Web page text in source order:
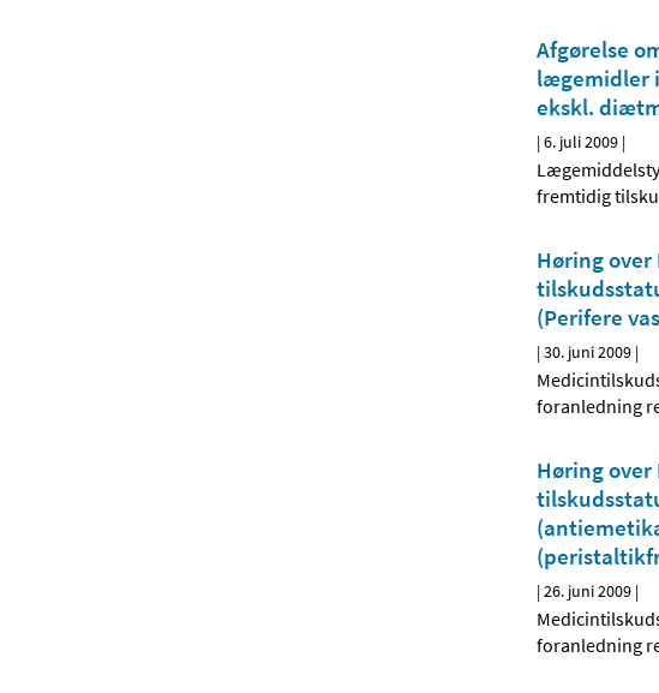
Afgørelse
lægemidler i
ekskl.
|6. juli 2009 |
fremtidig
Høring
(Perifere
|30. juni 2009 |
foranledning
Høring
|26. juni 2009 |
foranledning